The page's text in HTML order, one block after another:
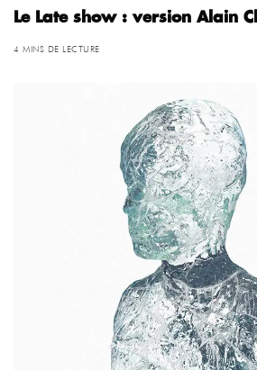
Le Late show : version Alain
4 MINS DE LECTURE